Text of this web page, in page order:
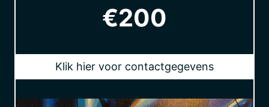
€200
Klik hier voor contactgegevens